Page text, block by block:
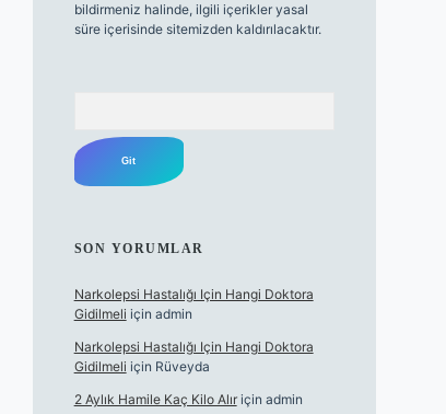
bildirmeniz halinde, ilgili içerikler yasal
süre içerisinde sitemizden kaldırılacaktır.
SON YORUMLAR
Narkolepsi Hastalığı Için Hangi Doktora
Gidilmeli için admin
Narkolepsi Hastalığı Için Hangi Doktora
Gidilmeli için Rüveyda
2 Aylık Hamile Kaç Kilo Alıriçin admin